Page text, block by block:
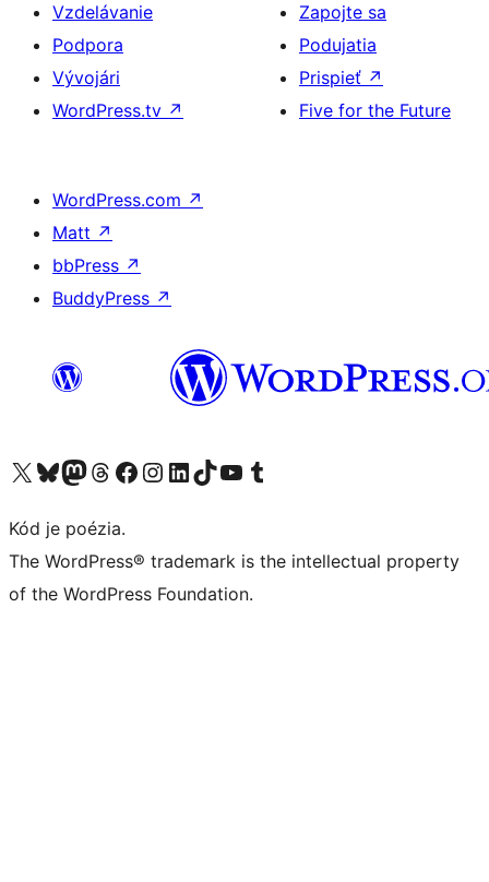
Vzdelávanie
Podpora
Vývojári
WordPress.tv ↗
Zapojte sa
Podujatia
Prispieť ↗
Five for the Future
WordPress.com ↗
Matt ↗
bbPress ↗
BuddyPress ↗
Navštívte náš účet na X (predtým Twitter)
Navštívte náš účet na platforme Bluesky
Navštívte náš účet na Mastodone
Navštívte náš účet na platforme Threads
Navštívte našu stránku na Facebooku
Navštívte náš účet Instagram
Navštívte náš účet LinkedIn
Navštívte náš účet na platforme TikTok
Navštívte náš kanál YouTube
Navštívte náš účet na platforme Tumblr
Kód je poézia.
The WordPress® trademark is the intellectual property
of the WordPress Foundation.